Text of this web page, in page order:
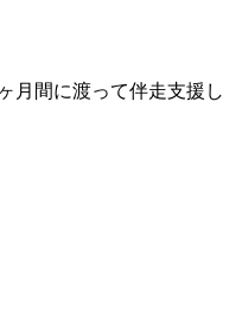
月間に渡って伴走支援し